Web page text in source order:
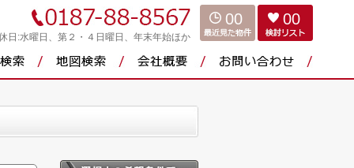
日:水曜日、第２・４日曜日、年末年始ほか
00 00